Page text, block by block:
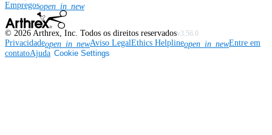
Empregosopen_in_new
© 2026 Arthrex, Inc. Todos os direitos reservadosv3.56.0
Privacidadeopen_in_newAviso LegalEthics Helplineopen_in_newEntre em
contatoAjuda Cookie Settings